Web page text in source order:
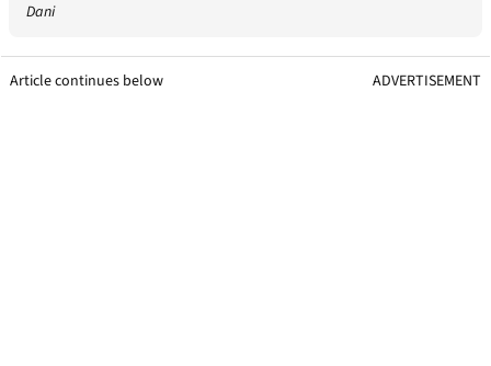
Dani
Article continues below ADVERTISEMENT